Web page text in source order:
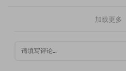
加载更多